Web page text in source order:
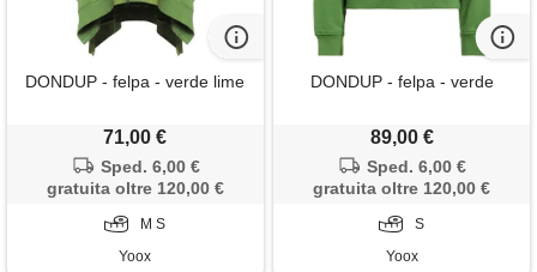
DONDUP - felpa - verde lime
71,00 €
Sped. 6,00 €
gratuita oltre 120,00 €
M S
Yoox
DONDUP - felpa - verde
89,00 €
Sped. 6,00 €
gratuita oltre 120,00 €
S
Yoox